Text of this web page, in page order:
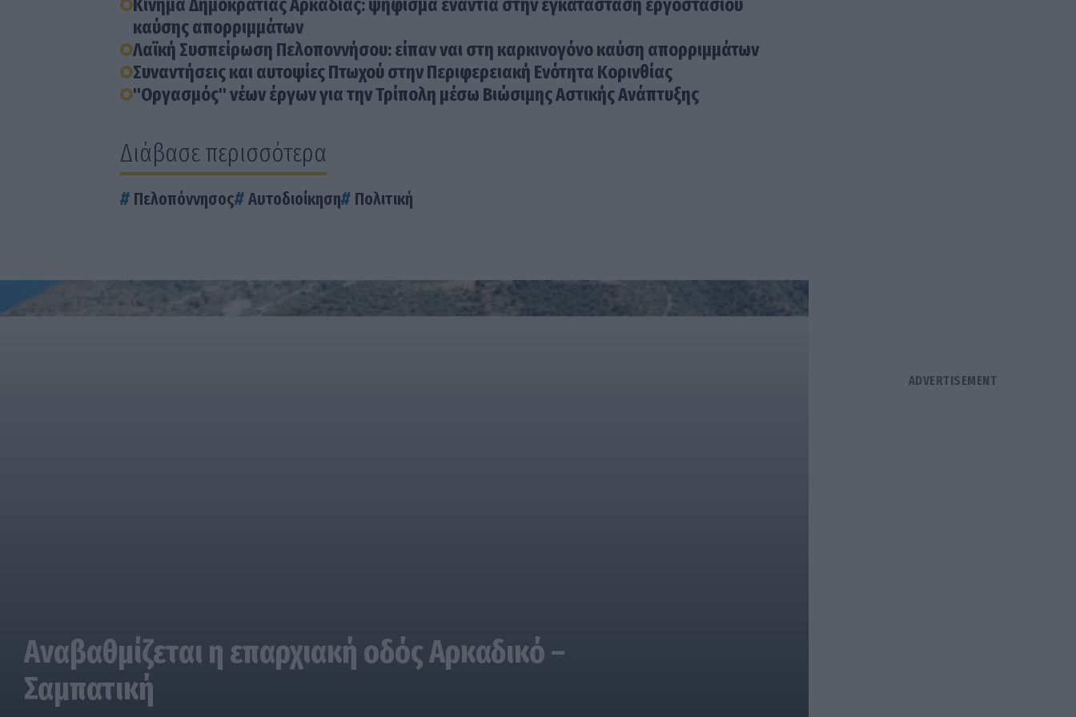
Κίνημα Δημοκρατίας Αρκαδίας: ψήφισμα ενάντια στην εγκατάσταση εργοστασίου
καύσης απορριμμάτων
Λαϊκή Συσπείρωση Πελοποννήσου: είπαν ναι στη καρκινογόνο καύση απορριμμάτων
Συναντήσεις και αυτοψίες Πτωχού στην Περιφερειακή Ενότητα Κορινθίας
"Οργασμός" νέων έργων για την Τρίπολη μέσω Βιώσιμης Αστικής Ανάπτυξης
Διάβασε περισσότερα
Πελοπόννησος Αυτοδιοίκηση Πολιτική
Αναβαθμίζεται η επαρχιακή οδός Αρκαδικό –
Σαμπατική